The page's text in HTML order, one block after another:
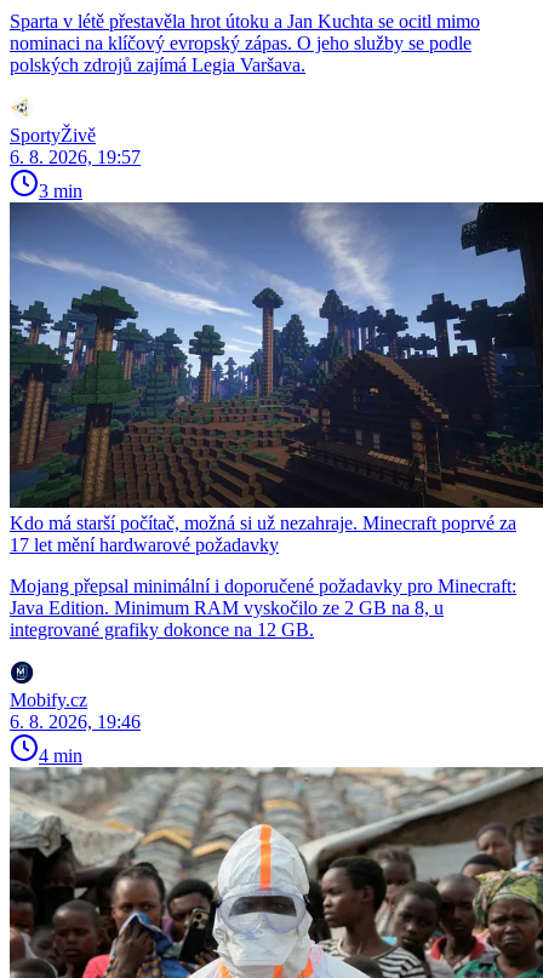
Sparta v létě přestavěla hrot útoku a Jan Kuchta se ocitl mimo
nominaci na klíčový evropský zápas. O jeho služby se podle
polských zdrojů zajímá Legia Varšava.
SportyŽivě
6. 8. 2026, 19:57
3 min
Kdo má starší počítač, možná si už nezahraje. Minecraft poprvé za
17 let mění hardwarové požadavky
Mojang přepsal minimální i doporučené požadavky pro Minecraft:
Java Edition. Minimum RAM vyskočilo ze 2 GB na 8, u
integrované grafiky dokonce na 12 GB.
Mobify.cz
6. 8. 2026, 19:46
4 min